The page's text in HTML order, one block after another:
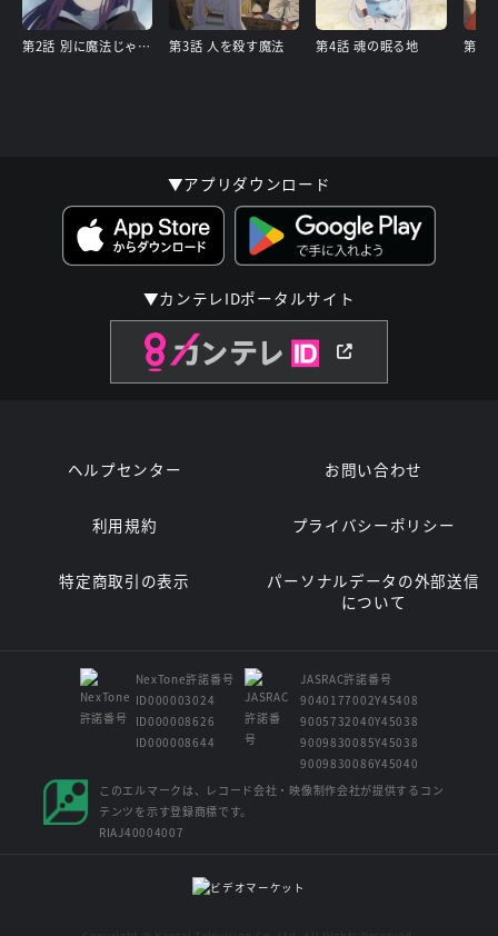
第2話 別に魔法じゃなくたって… 第3話 人を殺す魔法 第4話 魂の眠る地 第5
▼アプリダウンロード
▼カンテレIDポータルサイト
ヘルプセンター お問い合わせ
利用規約 プライバシーポリシー
特定商取引の表示
パーソナルデータの外部送信
について
NexTone許諾番号
ID000003024
ID000008626
ID000008644
JASRAC許諾番号
9040177002Y45408
9005732040Y45038
9009830085Y45038
9009830086Y45040
このエルマークは、レコード会社・映像制作会社が提供するコン
テンツを示す登録商標です。
RIAJ40004007